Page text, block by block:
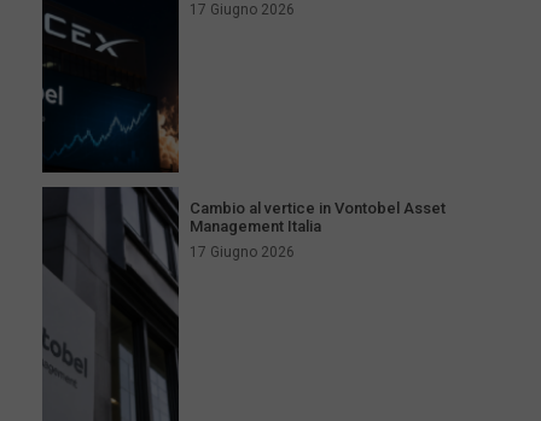
17 Giugno 2026
Cambio al vertice in Vontobel Asset
Management Italia
17 Giugno 2026